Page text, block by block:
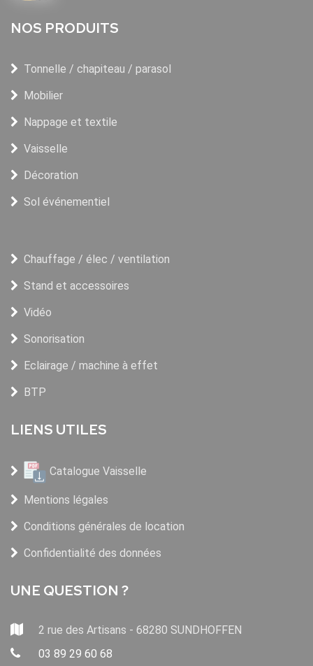
NOS PRODUITS
Tonnelle / chapiteau / parasol
Mobilier
Nappage et textile
Vaisselle
Décoration
Sol événementiel
Chauffage / élec / ventilation
Stand et accessoires
Vidéo
Sonorisation
Eclairage / machine à effet
BTP
LIENS UTILES
Catalogue Vaisselle
Mentions légales
Conditions générales de location
Confidentialité des données
UNE QUESTION ?
2 rue des Artisans - 68280 SUNDHOFFEN
03 89 29 60 68